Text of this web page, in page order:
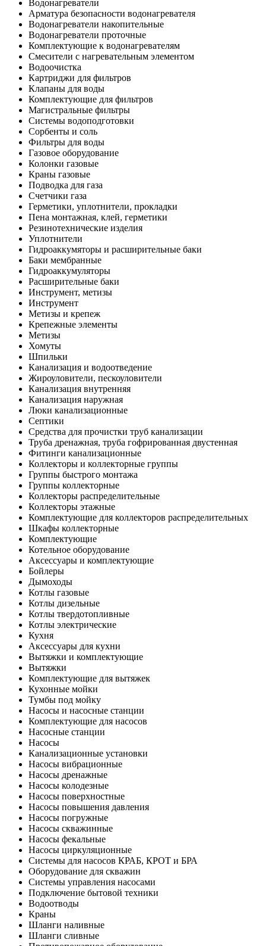
Водонагреватели
Арматура безопасности водонагревателя
Водонагреватели накопительные
Водонагреватели проточные
Комплектующие к водонагревателям
Смесители с нагревательным элементом
Водоочистка
Картриджи для фильтров
Клапаны для воды
Комплектующие для фильтров
Магистральные фильтры
Системы водоподготовки
Сорбенты и соль
Фильтры для воды
Газовое оборудование
Колонки газовые
Краны газовые
Подводка для газа
Счетчики газа
Герметики, уплотнители, прокладки
Пена монтажная, клей, герметики
Резинотехнические изделия
Уплотнители
Гидроаккумяторы и расширительные баки
Баки мембранные
Гидроаккумуляторы
Расширительные баки
Инструмент, метизы
Инструмент
Метизы и крепеж
Крепежные элементы
Метизы
Хомуты
Шпильки
Канализация и водоотведение
Жироуловители, пескоуловители
Канализация внутренняя
Канализация наружная
Люки канализационные
Септики
Средства для прочистки труб канализации
Труба дренажная, труба гофрированная двустенная
Фитинги канализационные
Коллекторы и коллекторные группы
Группы быстрого монтажа
Группы коллекторные
Коллекторы распределительные
Коллекторы этажные
Комплектующие для коллекторов распределительных
Шкафы коллекторные
Комплектующие
Котельное оборудование
Аксессуары и комплектующие
Бойлеры
Дымоходы
Котлы газовые
Котлы дизельные
Котлы твердотопливные
Котлы электрические
Кухня
Аксессуары для кухни
Вытяжки и комплектующие
Вытяжки
Комплектующие для вытяжек
Кухонные мойки
Тумбы под мойку
Насосы и насосные станции
Комплектующие для насосов
Насосные станции
Насосы
Канализационные установки
Насосы вибрационные
Насосы дренажные
Насосы колодезные
Насосы поверхностные
Насосы повышения давления
Насосы погружные
Насосы скважинные
Насосы фекальные
Насосы циркуляционные
Системы для насосов КРАБ, КРОТ и БРА
Оборудование для скважин
Системы управления насосами
Подключение бытовой техники
Водоотводы
Краны
Шланги наливные
Шланги сливные